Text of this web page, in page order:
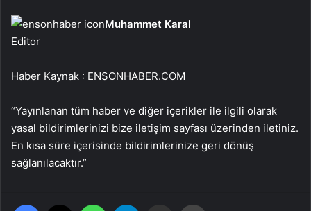
Muhammet Karal
Editor
Haber Kaynak : ENSONHABER.COM
“Yayınlanan tüm haber ve diğer içerikler ile ilgili olarak
yasal bildirimlerinizi bize iletişim sayfası üzerinden iletiniz.
En kısa süre içerisinde bildirimlerinize geri dönüş
sağlanılacaktır.”
Facebook WhatsApp Email'den paylaş